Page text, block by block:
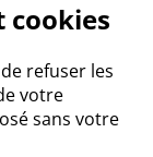
cookies
refuser les
votre
sans votre